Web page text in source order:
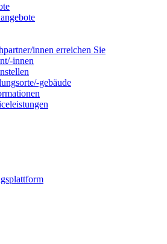
innen erreichen Sie
innen
gebäude